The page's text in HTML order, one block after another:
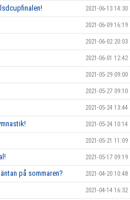
2021-06-13 14:30
2021-06-09 16:19
2021-06-02 20:03
2021-06-01 12:42
2021-05-29 09:00
2021-05-27 09:10
2021-05-24 13:44
2021-05-24 10:14
2021-05-21 11:09
2021-05-17 09:19
på sommaren? 2021-04-20 10:48
2021-04-14 16:32